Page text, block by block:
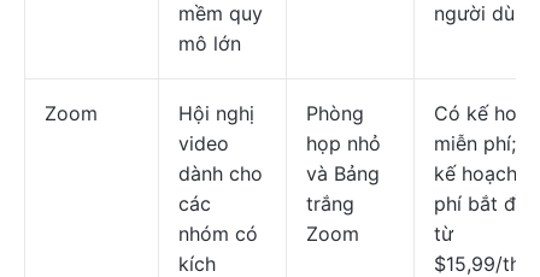
mềm quy
mô lớn
người dùng
Zoom
Hội nghị
video
dành cho
các
nhóm có
kích
Phòng
họp nhỏ
và Bảng
trắng
Zoom
Có kế
miễn phí;
kế hoạch
phí bắt đầu
từ
$15,99/